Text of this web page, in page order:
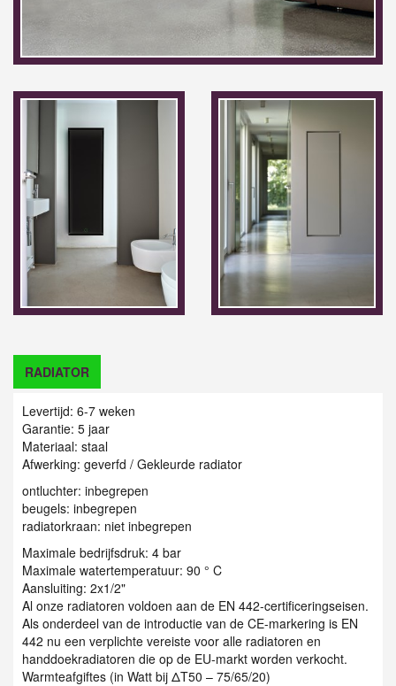
RADIATOR
Levertijd: 6-7 weken
Garantie: 5 jaar
Materiaal: staal
Afwerking: geverfd / Gekleurde radiator
ontluchter: inbegrepen
beugels: inbegrepen
radiatorkraan: niet inbegrepen
Maximale bedrijfsdruk: 4 bar
Maximale watertemperatuur: 90 ° C
Aansluiting: 2x1/2"
Al onze radiatoren voldoen aan de EN 442-certificeringseisen.
Als onderdeel van de introductie van de CE-markering is EN
442 nu een verplichte vereiste voor alle radiatoren en
handdoekradiatoren die op de EU-markt worden verkocht.
Warmteafgiftes (in Watt bij ΔT50 – 75/65/20)